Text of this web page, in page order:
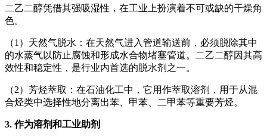
二乙二醇凭借其强吸湿性，在工业上扮演着不可或缺的干燥角
色。
（1）天然气脱水：在天然气进入管道输送前，必须脱除其中
的水蒸气以防止腐蚀和形成水合物堵塞管道。二乙二醇因其高
效性和稳定性，是行业内首选的脱水剂之一。
（2）芳烃萃取：在石油化工中，它用作萃取溶剂，用于从混
合烃类中选择性地分离出苯、甲苯、二甲苯等重要芳烃。
3. 作为溶剂和工业助剂